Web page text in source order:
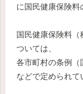
に国民健康保険料
国民健康保険料
ついては、
各市町村の条例（
などで定められて